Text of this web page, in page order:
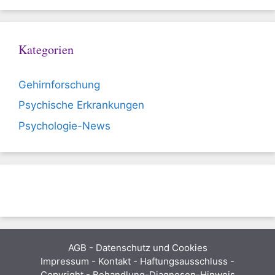
Kategorien
Gehirnforschung
Psychische Erkrankungen
Psychologie-News
AGB - Datenschutz und Cookies
Impressum - Kontakt - Haftungsausschluss -